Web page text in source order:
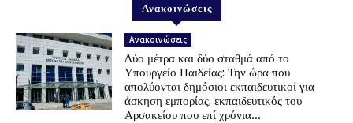
Ανακοινώσεις
Ανακοινώσεις
Δύο μέτρα και δύο σταθμά από το
Υπουργείο Παιδείας: Την ώρα που
απολύονται δημόσιοι εκπαιδευτικοί για
άσκηση εμπορίας, εκπαιδευτικός του
Αρσακείου που επί χρόνια...